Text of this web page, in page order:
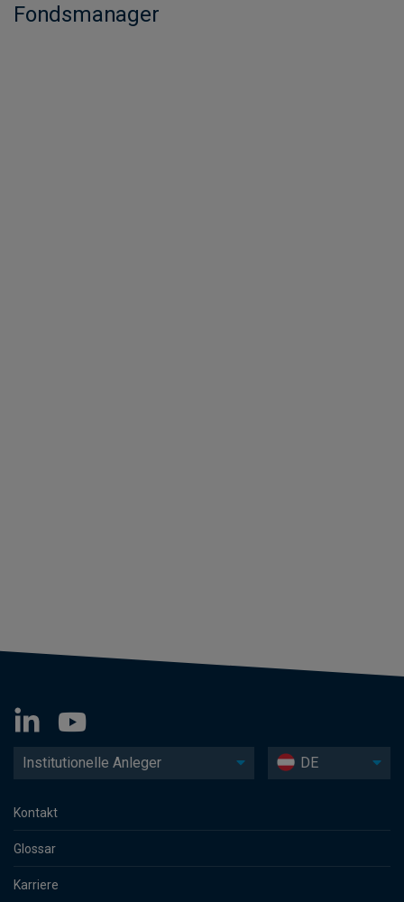
Fondsmanager​​​​​​​​​​​​​​​​​​​​
Institutionelle Anleger DE
Kontakt
Glossar
Karriere